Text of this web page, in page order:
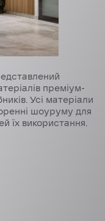
преміум-
Усі матеріали
шоуруму для
їх використання.